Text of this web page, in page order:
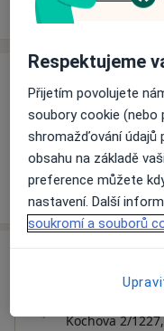
Ceník
Ceník
Informace o
Tento specialista
Zařízení
Kochova 2/1227,
Respektujeme
Přijetím povolujete
soubory cookie (nebo
shromažďování údajů
obsahu na základě
preference můžete
nastavení. Další
soukromí a souborů